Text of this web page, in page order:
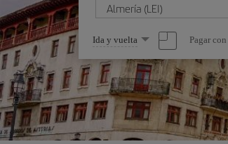
Seleccione
una
opción
Ida y vuelta Pagar